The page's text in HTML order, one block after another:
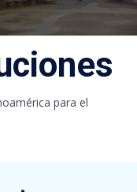
para el